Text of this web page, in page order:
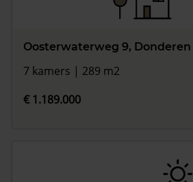
Oosterwaterweg 9, Donderen
7 kamers | 289 m2
€ 1.189.000